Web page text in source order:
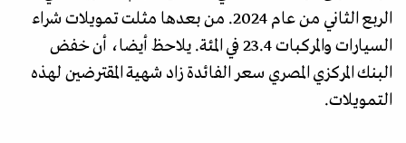
الربع الثاني من عام 2024. من بعدها مثلت تمويلات شراء
السيارات والمركبات 23.4 في المئة. يلاحظ أيضا، أن خفض
البنك المركزي المصري سعر الفائدة زاد شهية المقترضين لهذه
التمويلات.